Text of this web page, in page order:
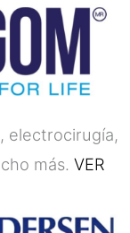
electrocirugía,
más. VER